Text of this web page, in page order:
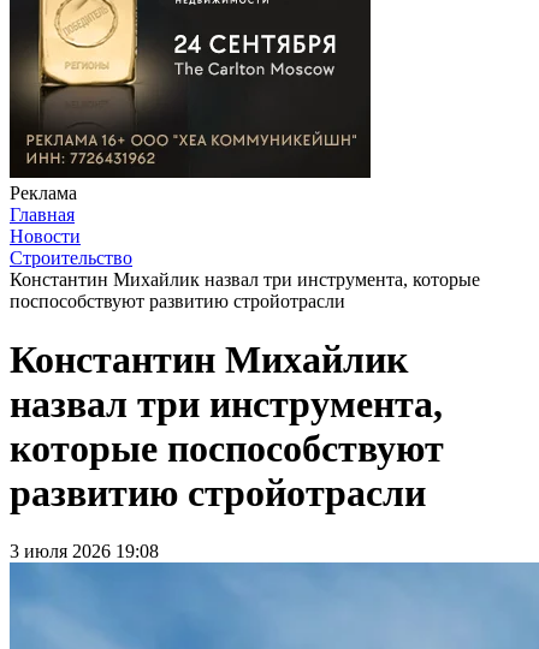
Реклама
Главная
Новости
Строительство
Константин Михайлик назвал три инструмента, которые
поспособствуют развитию стройотрасли
Константин Михайлик
назвал три инструмента,
которые поспособствуют
развитию стройотрасли
3 июля 2026 19:08